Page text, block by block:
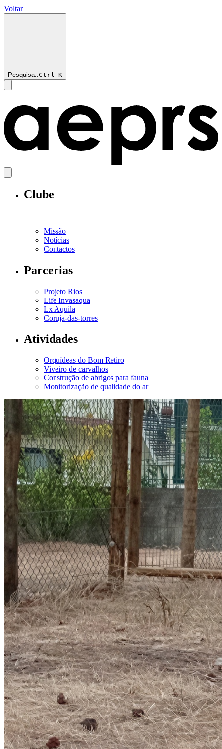
Voltar
Pesquisa.. Ctrl K
Clube
Missão
Notícias
Contactos
Parcerias
Projeto Rios
Life Invasaqua
Lx Aquila
Coruja-das-torres
Atividades
Orquídeas do Bom Retiro
Viveiro de carvalhos
Construção de abrigos para fauna
Monitorização de qualidade do ar